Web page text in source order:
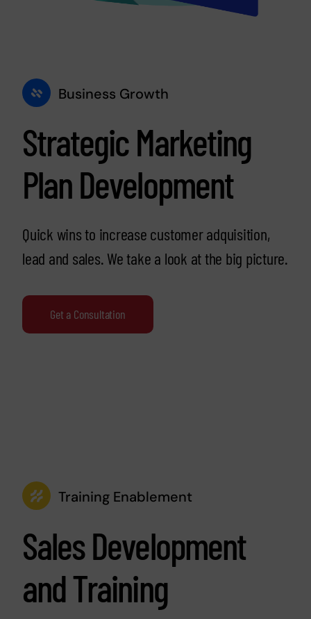
Business Growth
Strategic Marketing
Plan Development
Quick wins to increase customer adquisition,
lead and sales. We take a look at the big picture.
Get a Consultation
Training Enablement
Sales Development
and Training